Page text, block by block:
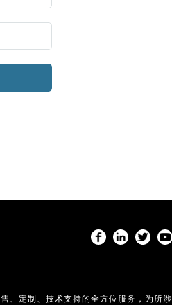
、定制、技术支持的全方位服务，为所涉